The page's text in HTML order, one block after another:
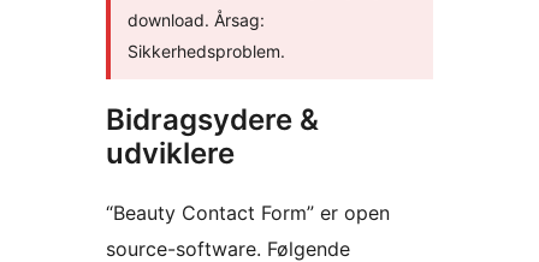
download. Årsag:
Sikkerhedsproblem.
Bidragsydere &
udviklere
“Beauty Contact Form” er open
source-software. Følgende